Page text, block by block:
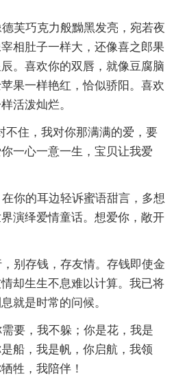
芙巧克力般黝黑发亮，宛若夜
相肚子一样大，还像喜之郎果
。喜欢你的双唇，就像豆腐脑
果一样艳红，恰似骄阳。喜欢
活泼灿烂。
不住，我对你那满满的爱，要
一心一意一生，宝贝让我爱
你的耳边轻诉蜜语甜言，多想
演绎爱情童话。想爱你，敞开
别存钱，存友情。存钱即使金
却生生不息难以计算。我已将
就是时常的问候。
要，我不躲；你是花，我是
船，我是帆，你启航，我领
牲，我陪伴！